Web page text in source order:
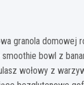
granola domowej
bowl z
wołowy z